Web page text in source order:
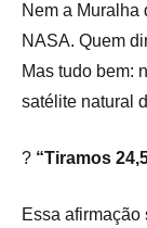
Nem a Muralha
NASA. Quem
Mas tudo bem:
satélite natural
? “Tiramos
Essa afirmação